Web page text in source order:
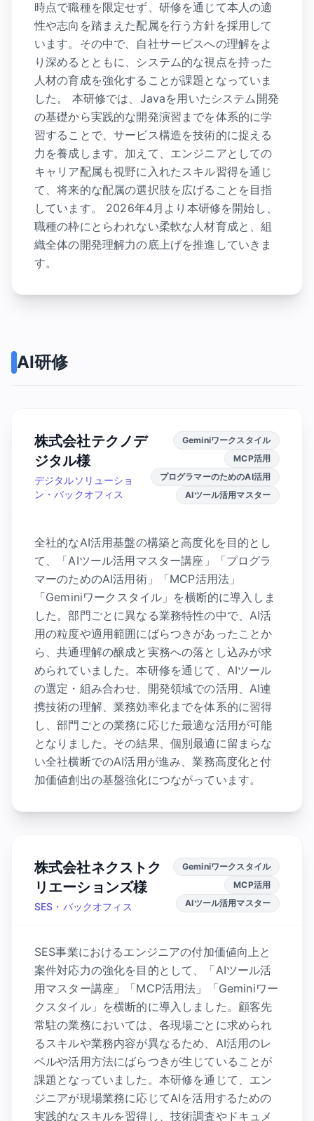
時点で職種を限定せず、研修を通じて本人の適
性や志向を踏まえた配属を行う方針を採用して
います。その中で、自社サービスへの理解をよ
り深めるとともに、システム的な視点を持った
人材の育成を強化することが課題となっていま
した。 本研修では、Javaを用いたシステム開発
の基礎から実践的な開発演習までを体系的に学
習することで、サービス構造を技術的に捉える
力を養成します。加えて、エンジニアとしての
キャリア配属も視野に入れたスキル習得を通じ
て、将来的な配属の選択肢を広げることを目指
しています。 2026年4月より本研修を開始し、
職種の枠にとらわれない柔軟な人材育成と、組
織全体の開発理解力の底上げを推進していきま
す。
AI研修
株式会社テクノデ
ジタル様
デジタルソリューショ
ン・バックオフィス
Geminiワークスタイル
MCP活用
プログラマーのためのAI活用
AIツール活用マスター
全社的なAI活用基盤の構築と高度化を目的とし
て、「AIツール活用マスター講座」「プログラ
マーのためのAI活用術」「MCP活用法」
「Geminiワークスタイル」を横断的に導入しま
した。部門ごとに異なる業務特性の中で、AI活
用の粒度や適用範囲にばらつきがあったことか
ら、共通理解の醸成と実務への落とし込みが求
められていました。本研修を通じて、AIツール
の選定・組み合わせ、開発領域での活用、AI連
携技術の理解、業務効率化までを体系的に習得
し、部門ごとの業務に応じた最適な活用が可能
となりました。その結果、個別最適に留まらな
い全社横断でのAI活用が進み、業務高度化と付
加価値創出の基盤強化につながっています。
株式会社ネクストク
リエーションズ様
SES・バックオフィス
Geminiワークスタイル
MCP活用
AIツール活用マスター
SES事業におけるエンジニアの付加価値向上と
案件対応力の強化を目的として、「AIツール活
用マスター講座」「MCP活用法」「Geminiワー
クスタイル」を横断的に導入しました。顧客先
常駐の業務においては、各現場ごとに求められ
るスキルや業務内容が異なるため、AI活用のレ
ベルや活用方法にばらつきが生じていることが
課題となっていました。本研修を通じて、エン
ジニアが現場業務に応じてAIを活用するための
実践的なスキルを習得し、技術調査やドキュメ